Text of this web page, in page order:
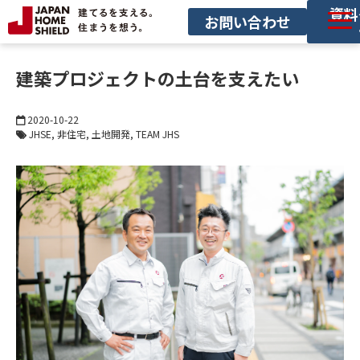
お問い合わせ 資
導入事例
サービス利用の流れ
建築プロジェクトの土台を支えたい
2020-10-22
JHSE 非住宅 土地開発 TEAM JHS